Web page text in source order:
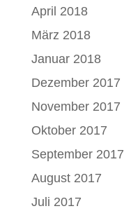
April 2018
März 2018
Januar 2018
Dezember 2017
November 2017
Oktober 2017
September 2017
August 2017
Juli 2017